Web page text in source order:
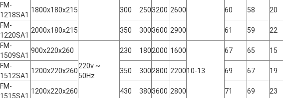
FM-
1218SA1
1800x180x215 300 2503200 2600 60 58
20
FM-
1220SA1
2000x180x215 350 3003600 2900 61 59
22
FM-
1509SA1
900x220x260
220v ~
50Hz
230 1802000 1600
10-13
67 65
15
FM-
1512SA1
1200x220x260 350 3002800 2200 69 67
19
FM-
1515SA1
1200x220x260 430 3803600 2800 71 69 23